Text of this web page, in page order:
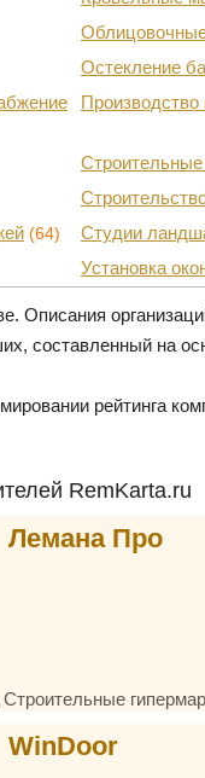
Остекление
Производство
Строительные
(64) Студии
Установка
Описания
составленный на
рейтинга
RemKarta.ru
Лемана Про
Строительные
WinDoor